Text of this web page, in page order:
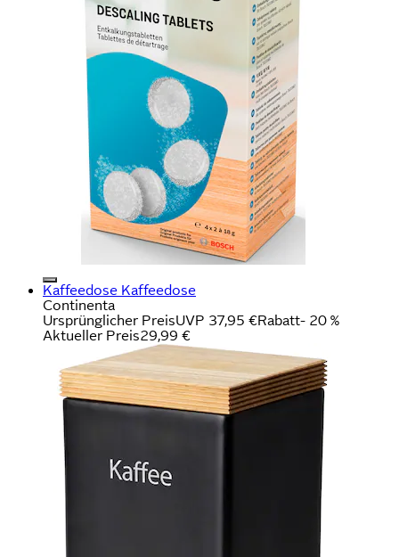
Kaffeedose Kaffeedose
Continenta
Ursprünglicher PreisUVP 37,95 €Rabatt- 20 %
Aktueller Preis29,99 €